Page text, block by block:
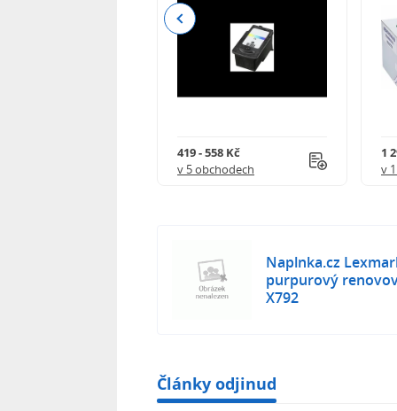
419 - 558 Kč
v 5 obchodech
1
v
Previous
Naplnka.cz
purpurový
X792
Články odjinud